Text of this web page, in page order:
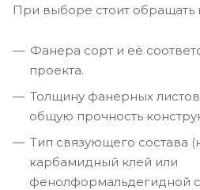
При выборе стоит обращать
Фанера сорт и её
проекта.
Толщину фанерных
общую прочность
Тип связующего состава
карбамидный клей или
фенолформальдегидной